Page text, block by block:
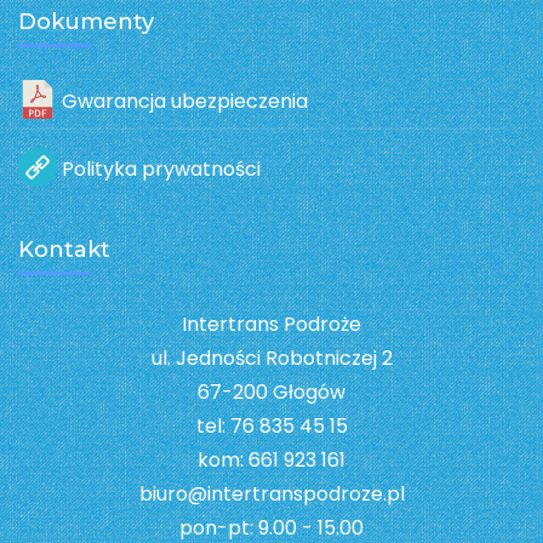
Dokumenty
Gwarancja ubezpieczenia
Polityka prywatności
Kontakt
Intertrans Podroże
ul. Jedności Robotniczej 2
67-200 Głogów
tel: 76 835 45 15
kom: 661 923 161
biuro@intertranspodroze.pl
pon-pt: 9.00 - 15.00